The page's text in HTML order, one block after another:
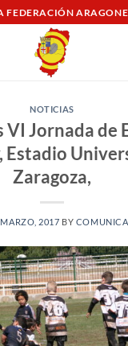
FEDERACIÓN
NOTICIAS
VI Jornada de
Estadio
Zaragoza,
2017 BY